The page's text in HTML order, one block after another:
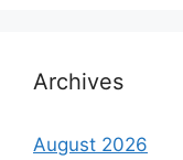
Archives
August 2026